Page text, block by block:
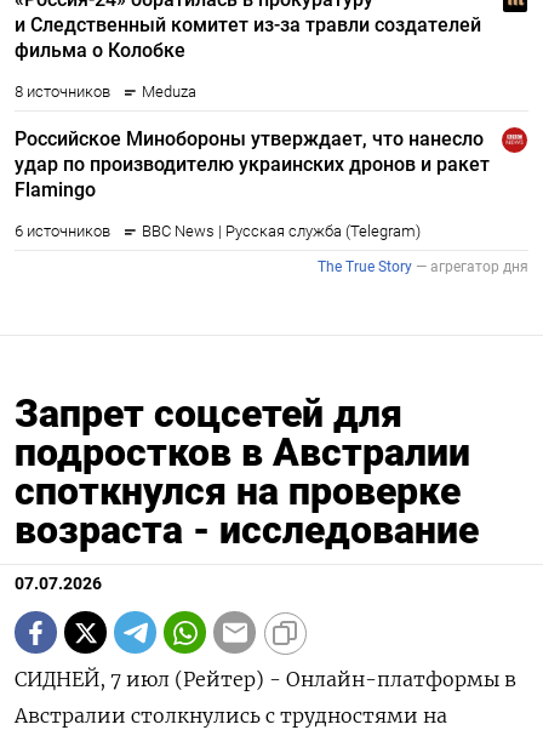
Запрет соцсетей для
подростков в Австралии
споткнулся на проверке
возраста - исследование
07.07.2026
СИДНЕЙ, 7 июл (Рейтер) - Онлайн-платформы в
Австралии столкнулись с трудностями на